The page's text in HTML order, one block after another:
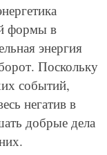
формы в
энергия
Поскольку
событий,
негатив в
добрые дела